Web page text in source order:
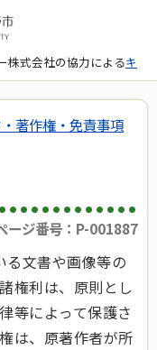
株式会社の協力によるキ
著作権・免責事項
ージ番号：P-001887
る文書や画像等の
権利は、原則とし
等によって保護さ
は、原著作者が所